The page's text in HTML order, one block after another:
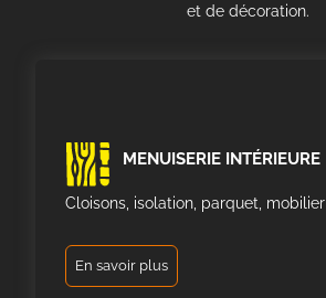
et de décoration.
MENUISERIE INTÉRIEURE
Cloisons, isolation, parquet, mobilier
En savoir plus